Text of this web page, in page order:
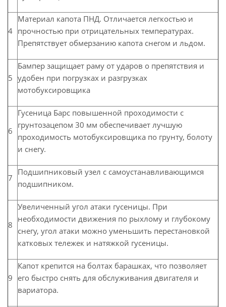
4
Материал капота ПНД. Отличается легкостью и
прочностью при отрицательных температурах.
Препятствует обмерзанию капота снегом и льдом.
5
Бампер защищает раму от ударов о препятствия и
удобен при погрузках и разгрузках
мотобуксировщика
6
Гусеница Барс повышенной проходимости с
грунтозацепом 30 мм обеспечивает лучшую
проходимость мотобуксировщика по грунту, болоту
и снегу.
7
Подшипниковый узел с самоустанавливающимся
подшипником.
8
Увеличенный угол атаки гусеницы. При
необходимости движения по рыхлому и глубокому
снегу, угол атаки можно уменьшить перестановкой
катковых тележек и натяжкой гусеницы.
9
Капот крепится на болтах барашках, что позволяет
его быстро снять для обслуживания двигателя и
вариатора.